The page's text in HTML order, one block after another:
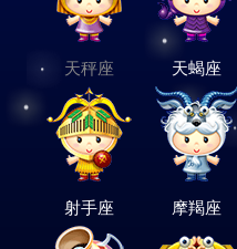
天秤座 天蝎座
射手座 摩羯座